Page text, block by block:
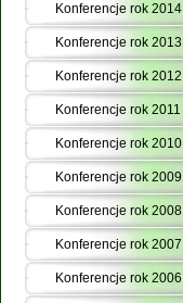
Konferencje rok 2014
Konferencje rok 2013
Konferencje rok 2012
Konferencje rok 2011
Konferencje rok 2010
Konferencje rok 2009
Konferencje rok 2008
Konferencje rok 2007
Konferencje rok 2006